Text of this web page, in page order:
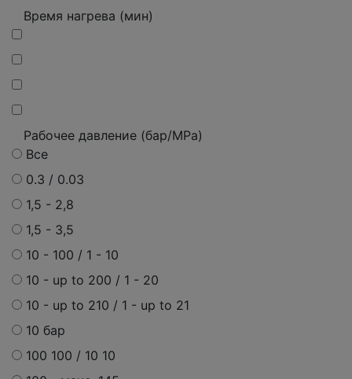
Время нагрева (мин)
Рабочее давление (бар/MPa)
Все
0.3 / 0.03
1,5 - 2,8
1,5 - 3,5
10 - 100 / 1 - 10
10 - up to 200 / 1 - 20
10 - up to 210 / 1 - up to 21
10 бар
100 100 / 10 10